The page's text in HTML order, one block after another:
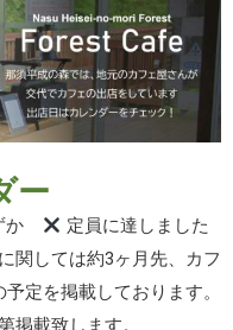
ー
か
定員に達しました
関しては約3ヶ月先、カフ
定を掲載しております。
掲載致します。